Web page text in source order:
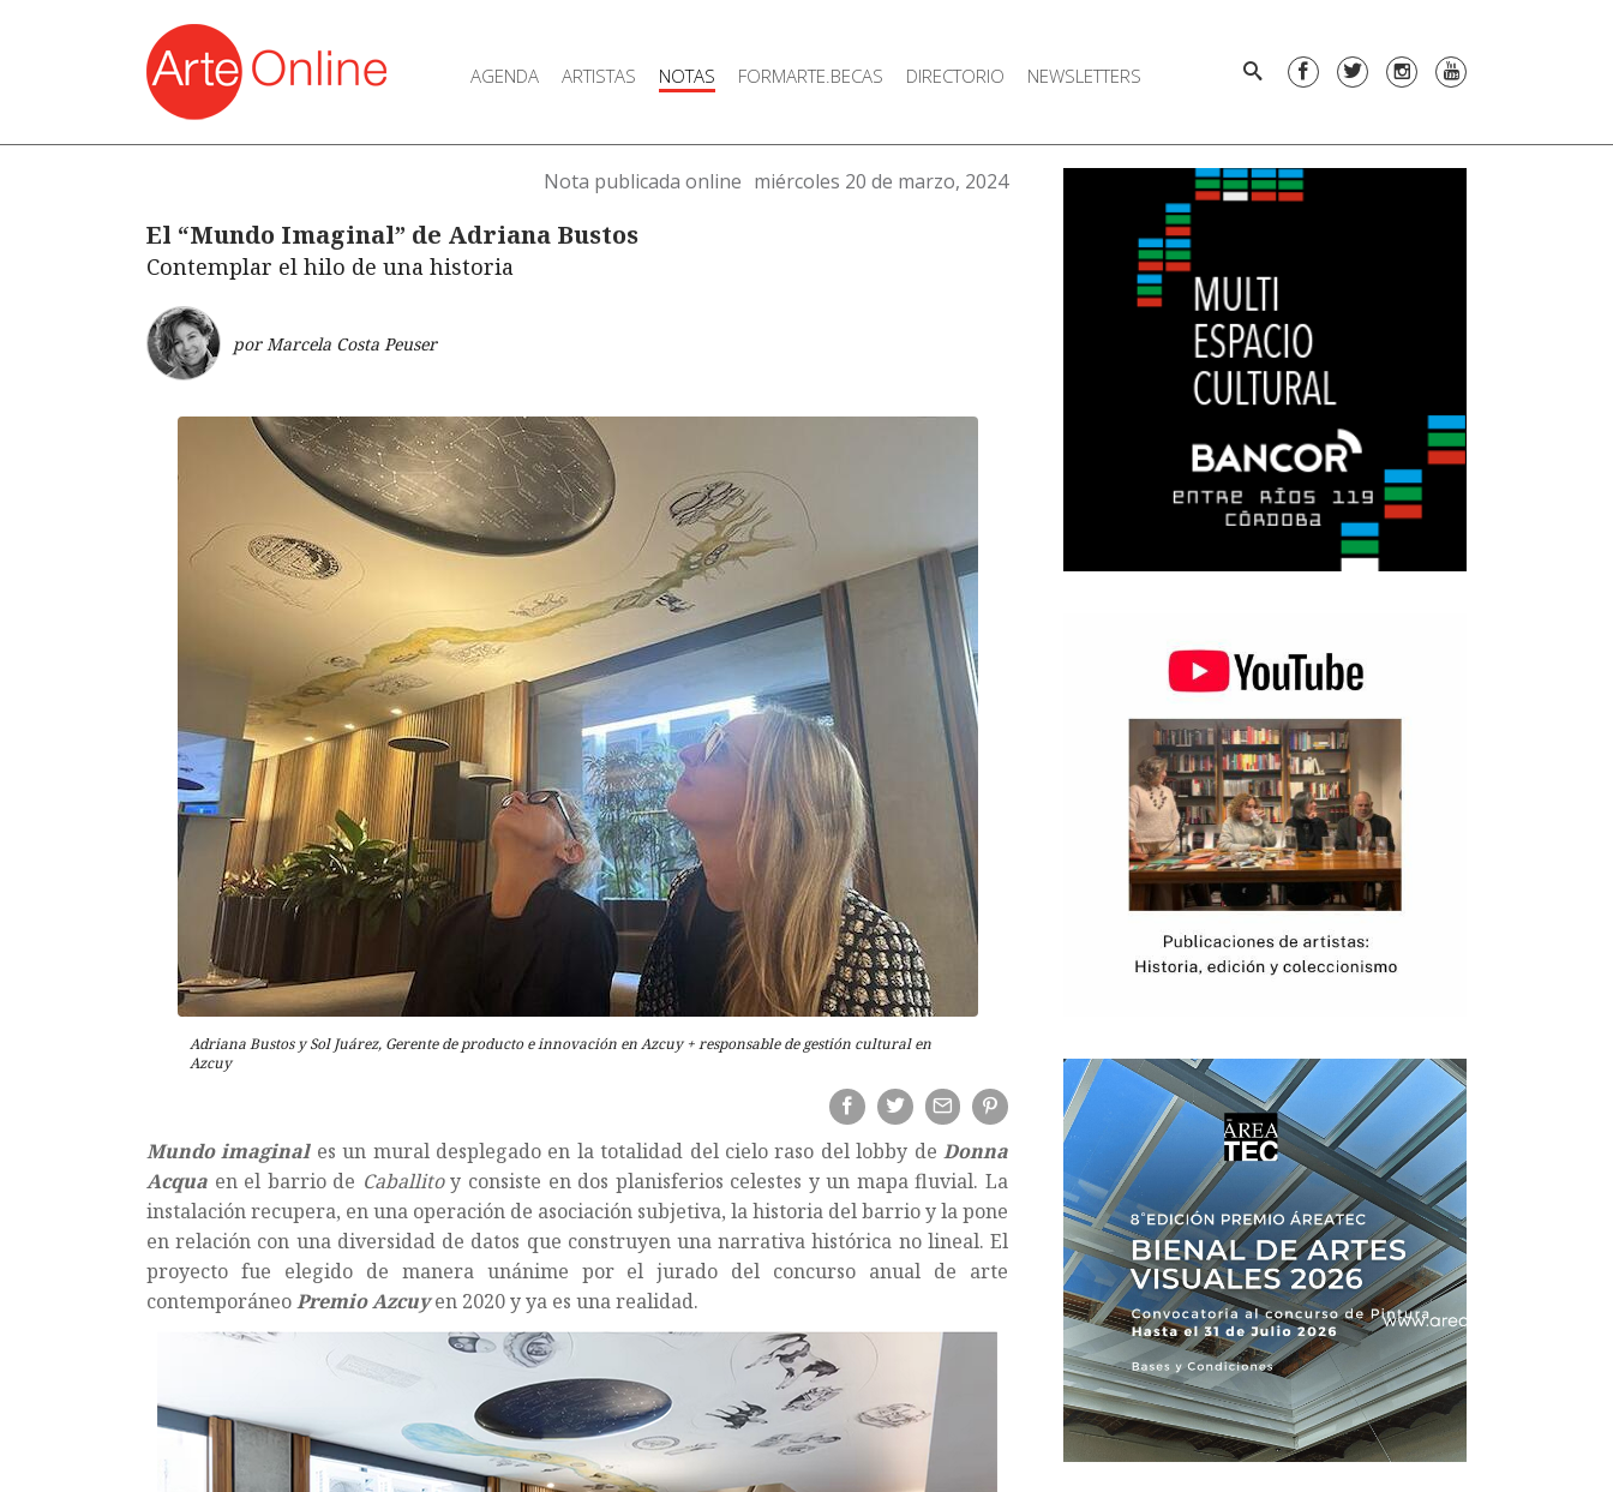
AGENDA ARTISTAS NOTAS FORMARTE.BECAS DIRECTORIO NEWSLETTERS
Nota publicada online miércoles 20 de marzo, 2024
El “Mundo Imaginal” de Adriana Bustos
Contemplar el hilo de una historia
por Marcela Costa Peuser
Adriana Bustos y Sol Juárez, Gerente de producto e innovación en Azcuy + responsable de gestión cultural en
Azcuy
Mundo imaginales un mural desplegado en la totalidad del cielo raso del lobby deDonna
Acqua en el barrio de Caballitoy consiste en dos planisferios celestes y un mapa fluvial. La
instalación recupera, en una operación de asociación subjetiva, la historia del barrio y la pone
en relación con una diversidad de datos que construyen una narrativa histórica no lineal. El
proyecto fue elegido de manera unánime por el jurado del concurso anual de arte
contemporáneoPremio Azcuyen 2020 y ya es una realidad.